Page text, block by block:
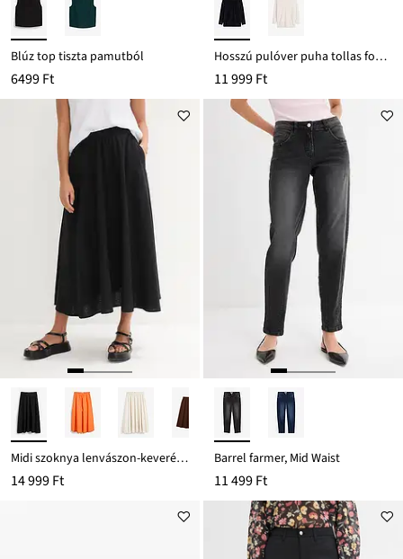
Blúz top tiszta pamutból
6499 Ft
Hosszú pulóver puha tollas fonalból
11 999 Ft
Midi szoknya lenvászon-keverékből
14 999 Ft
Barrel farmer, Mid Waist
11 499 Ft